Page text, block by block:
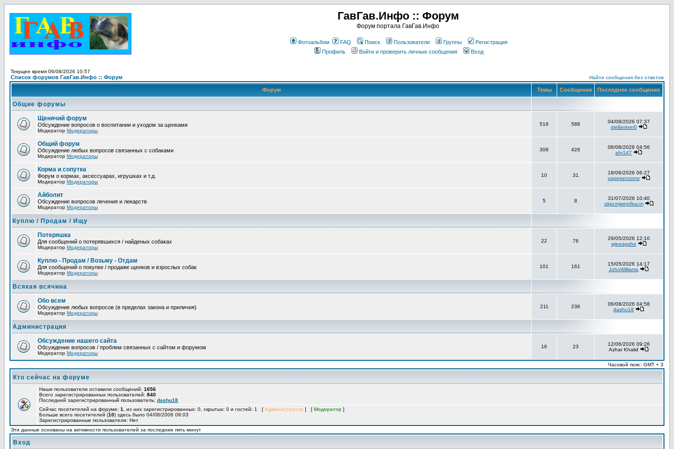
ГавГав.Инфо :: Форум
Форум портала ГавГав.Инфо
Фотоальбом FAQ Поиск Пользователи Группы
Регистрация
Профиль
Войти и проверить личные сообщения Вход
Текущее время 06/08/2026 10:57
Список форумов ГавГав.Инфо :: Форум Найти сообщения без ответов
Форум Темы Сообщения Последнее сообщение
Общие форумы
Щенячий форум
Обсуждение вопросов о воспитании и уходом за щенками
Модератор Модераторы
516 588
04/08/2026 07:37
stellaviner0
Общий форум
Обсуждение любых вопросов связанных с собаками
Модератор Модераторы
308 426
06/08/2026 04:56
ahr147
Корма и сопутка
Форум о кормах, аксессуарах, игрушках и т.д.
Модератор Модераторы
10 31
18/06/2026 06:27
vapepenzone
Айболит
Обсуждение вопросов лечения и лекарств
Модератор Модераторы
5 8
31/07/2026 10:40
qkpcmjwnpfkacm
Куплю / Продам / Ищу
Потеряшка
Для сообщений о потерявшихся / найденых собаках
Модератор Модераторы
22 76
29/05/2026 12:10
wjeeapshe
Куплю - Продам / Возьму - Отдам
Для сообщений о покупке / продаже щенков и взрослых собак
Модератор Модераторы
101 161
15/05/2026 14:17
JohnWilliams
Всякая всячина
Обо всем
Обсуждение любых вопросов (в пределах закона и приличия)
Модератор Модераторы
211 236
06/08/2026 04:58
dashu18
Администрация
Обсуждение нашего сайта
Обсуждение вопросов / проблем связанных с сайтом и форумом
Модератор Модераторы
16 23
12/06/2026 09:26
Azhar Khalid
Часовой пояс: GMT + 3
Кто сейчас на форуме
Наши пользователи оставили сообщений: 1656
Всего зарегистрированных пользователей: 840
Последний зарегистрированный пользователь: dashu18
Сейчас посетителей на форуме: 1 , из них зарегистрированных: 0, скрытых: 0 и гостей: 1 [ Администратор ] [ Модератор ]
Больше всего посетителей (10) здесь было 04/08/2006 09:03
Зарегистрированные пользователи: Нет
Эти данные основаны на активности пользователей за последние пять минут
Вход